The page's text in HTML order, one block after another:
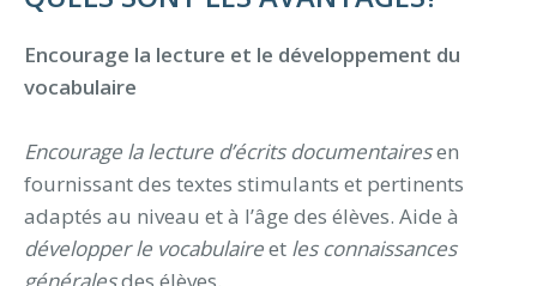
Encourage la lecture et le développement du
vocabulaire
Encourage la lecture d’écrits documentairesen
fournissant des textes stimulants et pertinents
adaptés au niveau et à l’âge des élèves. Aide à
développer le vocabulaireet les connaissances